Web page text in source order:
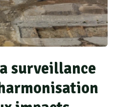
surveillance